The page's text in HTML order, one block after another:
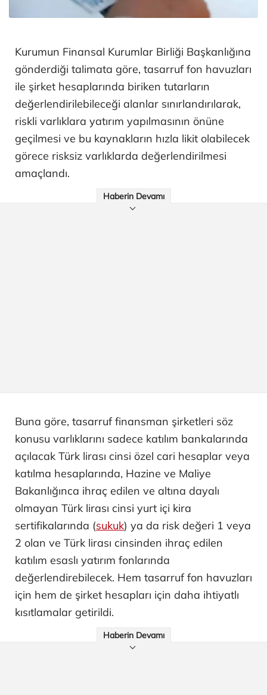
Kurumun Finansal Kurumlar Birliği Başkanlığına
gönderdiği talimata göre, tasarruf fon havuzları
ile şirket hesaplarında biriken tutarların
değerlendirilebileceği alanlar sınırlandırılarak,
riskli varlıklara yatırım yapılmasının önüne
geçilmesi ve bu kaynakların hızla likit olabilecek
görece risksiz varlıklarda değerlendirilmesi
amaçlandı.
Haberin Devamı
Buna göre, tasarruf finansman şirketleri söz
konusu varlıklarını sadece katılım bankalarında
açılacak Türk lirası cinsi özel cari hesaplar veya
katılma hesaplarında, Hazine ve Maliye
Bakanlığınca ihraç edilen ve altına dayalı
olmayan Türk lirası cinsi yurt içi kira
sertifikalarında (sukuk) ya da risk değeri 1 veya
2 olan ve Türk lirası cinsinden ihraç edilen
katılım esaslı yatırım fonlarında
değerlendirebilecek. Hem tasarruf fon havuzları
için hem de şirket hesapları için daha ihtiyatlı
kısıtlamalar getirildi.
Haberin Devamı